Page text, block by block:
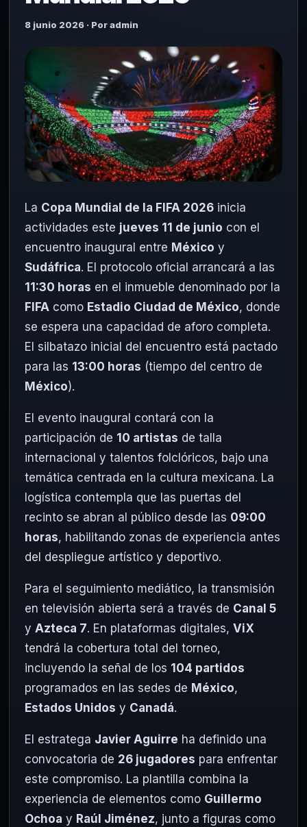
8 junio 2026 · Por admin
La Copa Mundial de la FIFA 2026 inicia
actividades este jueves 11 de junio con el
encuentro inaugural entre México y
Sudáfrica. El protocolo oficial arrancará a las
11:30 horas en el inmueble denominado por la
FIFA como Estadio Ciudad de México, donde
se espera una capacidad de aforo completa.
El silbatazo inicial del encuentro está pactado
para las 13:00 horas (tiempo del centro de
México).
El evento inaugural contará con la
participación de 10 artistas de talla
internacional y talentos folclóricos, bajo una
temática centrada en la cultura mexicana. La
logística contempla que las puertas del
recinto se abran al público desde las 09:00
horas, habilitando zonas de experiencia antes
del despliegue artístico y deportivo.
Para el seguimiento mediático, la transmisión
en televisión abierta será a través de Canal 5
y Azteca 7. En plataformas digitales, ViX
tendrá la cobertura total del torneo,
incluyendo la señal de los 104 partidos
programados en las sedes de México,
Estados Unidos y Canadá.
El estratega Javier Aguirre ha definido una
convocatoria de 26 jugadores para enfrentar
este compromiso. La plantilla combina la
experiencia de elementos como Guillermo
Ochoa y Raúl Jiménez, junto a figuras como